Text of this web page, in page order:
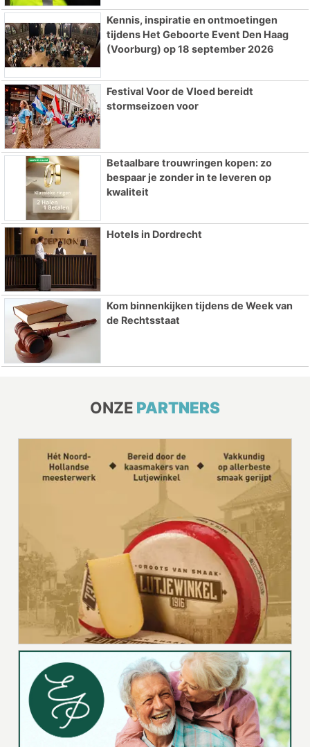
Kennis, inspiratie en ontmoetingen
tijdens Het Geboorte Event Den Haag
(Voorburg) op 18 september 2026
Festival Voor de Vloed bereidt
stormseizoen voor
Betaalbare trouwringen kopen: zo
bespaar je zonder in te leveren op
kwaliteit
Hotels in Dordrecht
Kom binnenkijken tijdens de Week van
de Rechtsstaat
ONZE PARTNERS